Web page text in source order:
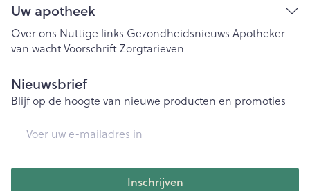
Uw apotheek
Over ons Nuttige links Gezondheidsnieuws Apotheker
van wachtVoorschriftZorgtarieven
Nieuwsbrief
Blijf op de hoogte van nieuwe producten en promoties
Inschrijven